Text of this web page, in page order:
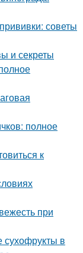
советы
и секреты
полное
к
при
сухофрукты в